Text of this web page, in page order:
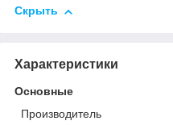
Скрыть
Характеристики
Основные
Производитель